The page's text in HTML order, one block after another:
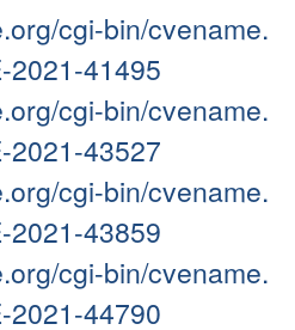
cgi-bin/cvename.
2021-41495
cgi-bin/cvename.
2021-43527
cgi-bin/cvename.
2021-43859
cgi-bin/cvename.
2021-44790